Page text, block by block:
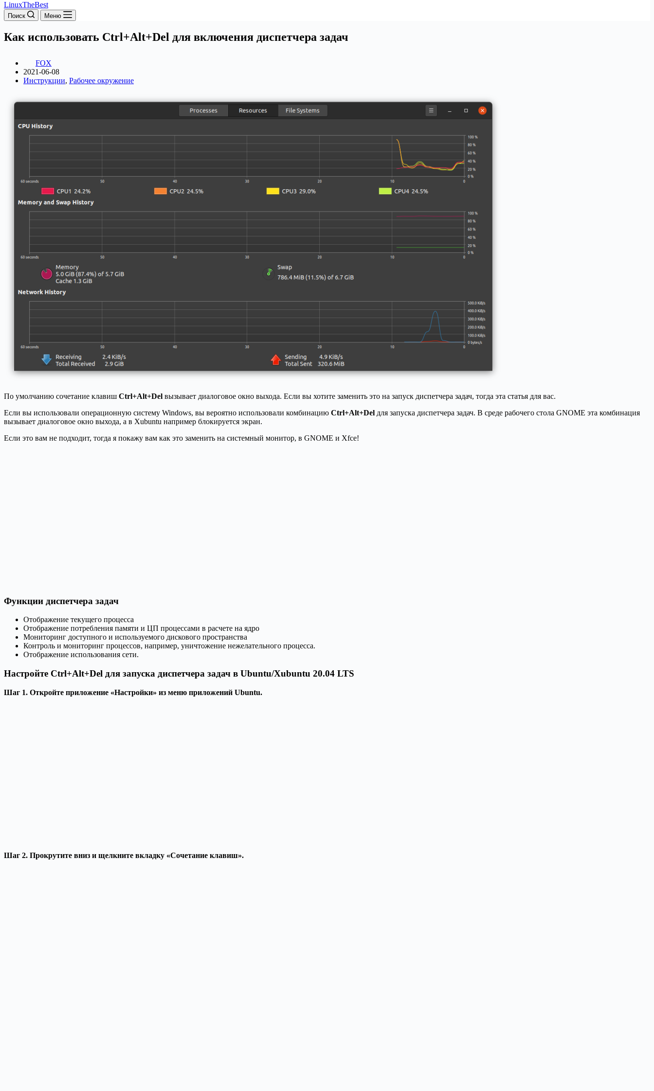
LinuxTheBest
Поиск Меню
Как использовать Ctrl+Alt+Del для включения диспетчера задач
FOX
2021-06-08
Инструкции, Рабочее окружение
По умолчанию сочетание клавиш Ctrl+Alt+Del вызывает диалоговое окно выхода. Если вы хотите заменить это на запуск диспетчера задач, тогда эта статья для вас.
Если вы использовали операционную систему Windows, вы вероятно использовали комбинацию Ctrl+Alt+Del для запуска диспетчера задач. В среде рабочего стола GNOME эта комбинация
вызывает диалоговое окно выхода, а в Xubuntu например блокируется экран.
Если это вам не подходит, тогда я покажу вам как это заменить на системный монитор, в GNOME и Xfce!
Функции диспетчера задач
Отображение текущего процесса
Отображение потребления памяти и ЦП процессами в расчете на ядро
Мониторинг доступного и используемого дискового пространства
Контроль и мониторинг процессов, например, уничтожение нежелательного процесса.
Отображение использования сети.
Настройте Ctrl+Alt+Del для запуска диспетчера задач в Ubuntu/Xubuntu 20.04 LTS
Шаг 1. Откройте приложение «Настройки» из меню приложений Ubuntu.
Шаг 2. Прокрутите вниз и щелкните вкладку «Сочетание клавиш».